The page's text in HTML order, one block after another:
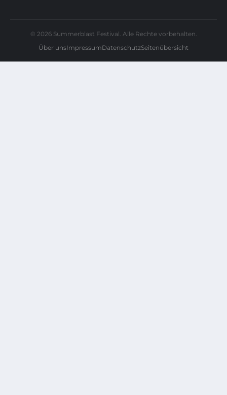
© 2026 Summerblast Festival. Alle Rechte vorbehalten.
Über unsImpressumDatenschutzSeitenübersicht